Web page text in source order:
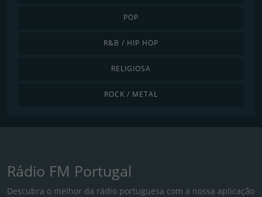
POP
R&B / HIP HOP
RELIGIOSA
ROCK / METAL
Rádio FM Portugal
Descubra o melhor da rádio portuguesa com a nossa aplicação